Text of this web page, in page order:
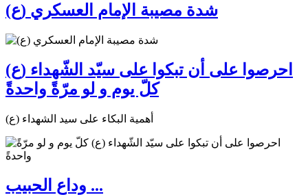
شدة مصيبة الإمام العسكري (ع)
احرصوا على أن تبكوا على سيّد الشّهداء (ع)
كلّ يوم و لو مرّةً واحدةً
أهمية البكاء على سيد الشهداء (ع)
وداع الحبيب ...